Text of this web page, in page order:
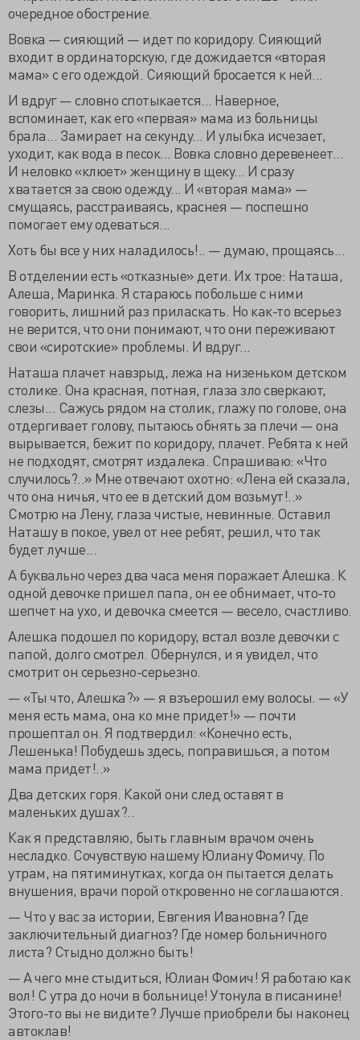
очередное обострение.
Вовка — сияющий — идет по коридору. Сияющий
входит в ординаторскую, где дожидается «вторая
мама» с его одеждой. Сияющий бросается к ней...
И вдруг — словно спотыкается... Наверное,
вспоминает, как его «первая» мама из больницы
брала... Замирает на секунду... И улыбка исчезает,
уходит, как вода в песок... Вовка словно деревенеет...
И неловко «клюет» женщину в щеку... И сразу
хватается за свою одежду... И «вторая мама» —
смущаясь, расстраиваясь, краснея — поспешно
помогает ему одеваться...
Хоть бы все у них наладилось!.. — думаю, прощаясь...
В отделении есть «отказные» дети. Их трое: Наташа,
Алеша, Маринка. Я стараюсь побольше с ними
говорить, лишний раз приласкать. Но как-то всерьез
не верится, что они понимают, что они переживают
свои «сиротские» проблемы. И вдруг...
Наташа плачет навзрыд, лежа на низеньком детском
столике. Она красная, потная, глаза зло сверкают,
слезы... Сажусь рядом на столик, глажу по голове, она
отдергивает голову, пытаюсь обнять за плечи — она
вырывается, бежит по коридору, плачет. Ребята к ней
не подходят, смотрят издалека. Спрашиваю: «Что
случилось?..» Мне отвечают охотно: «Лена ей сказала,
что она ничья, что ее в детский дом возьмут!..»
Смотрю на Лену, глаза чистые, невинные. Оставил
Наташу в покое, увел от нее ребят, решил, что так
будет лучше...
А буквально через два часа меня поражает Алешка. К
одной девочке пришел папа, он ее обнимает, что-то
шепчет на ухо, и девочка смеется — весело, счастливо.
Алешка подошел по коридору, встал возле девочки с
папой, долго смотрел. Обернулся, и я увидел, что
смотрит он серьезно-серьезно.
— «Ты что, Алешка?» — я взъерошил ему волосы. — «У
меня есть мама, она ко мне придет!» — почти
прошептал он. Я подтвердил: «Конечно есть,
Лешенька! Побудешь здесь, поправишься, а потом
мама придет!..»
Два детских горя. Какой они след оставят в
маленьких душах?..
Как я представляю, быть главным врачом очень
несладко. Сочувствую нашему Юлиану Фомичу. По
утрам, на пятиминутках, когда он пытается делать
внушения, врачи порой откровенно не соглашаются.
— Что у вас за истории, Евгения Ивановна? Где
заключительный диагноз? Где номер больничного
листа? Стыдно должно быть!
— А чего мне стыдиться, Юлиан Фомич! Я работаю как
вол! С утра до ночи в больнице! Утонула в писанине!
Этого-то вы не видите? Лучше приобрели бы наконец
автоклав!